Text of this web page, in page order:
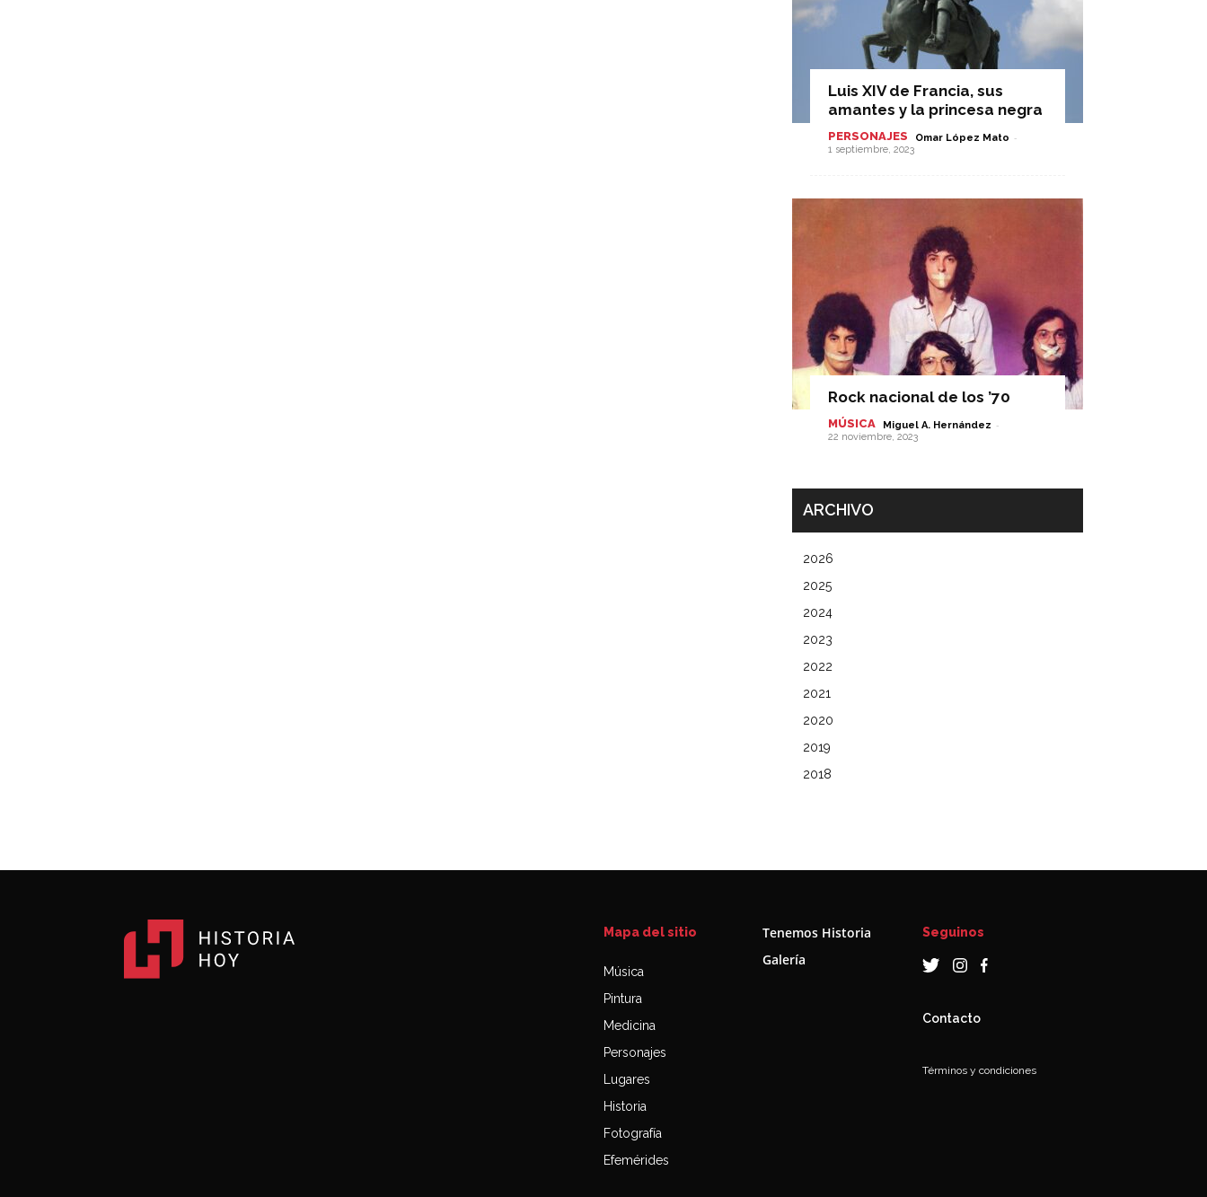
Luis XIV de Francia, sus
amantes y la princesa negra
PERSONAJES Omar López Mato -
1 septiembre, 2023
Rock nacional de los ’70
MÚSICA Miguel A. Hernández -
22 noviembre, 2023
ARCHIVO
2026
2025
2024
2023
2022
2021
2020
2019
2018
Mapa del sitio
Música
Pintura
Medicina
Personajes
Lugares
Historia
Fotografía
Efemérides
Tenemos Historia
Galería
Seguinos
Contacto
Términos y condiciones